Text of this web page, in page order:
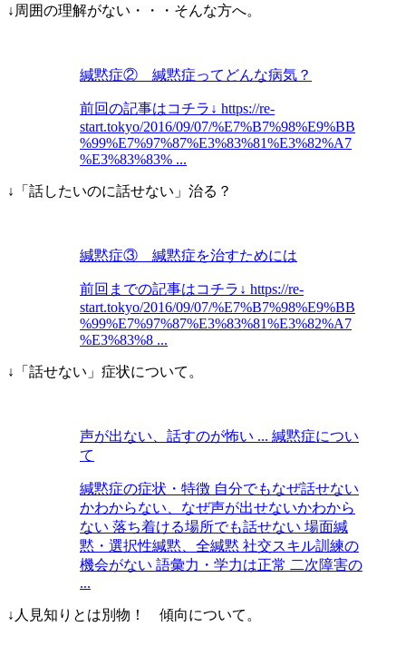
↓周囲の理解がない・・・そんな方へ。
緘黙症② 緘黙症ってどんな病気？
前回の記事はコチラ↓ https://re-
start.tokyo/2016/09/07/%E7%B7%98%E9%BB
%99%E7%97%87%E3%83%81%E3%82%A7
%E3%83%83% ...
↓「話したいのに話せない」治る？
緘黙症③ 緘黙症を治すためには
前回までの記事はコチラ↓ https://re-
start.tokyo/2016/09/07/%E7%B7%98%E9%BB
%99%E7%97%87%E3%83%81%E3%82%A7
%E3%83%8 ...
↓「話せない」症状について。
声が出ない、話すのが怖い ... 緘黙症につい
て
緘黙症の症状・特徴 自分でもなぜ話せない
かわからない、なぜ声が出せないかわから
ない 落ち着ける場所でも話せない 場面緘
黙・選択性緘黙、全緘黙 社交スキル訓練の
機会がない 語彙力・学力は正常 二次障害の
...
↓人見知りとは別物！ 傾向について。